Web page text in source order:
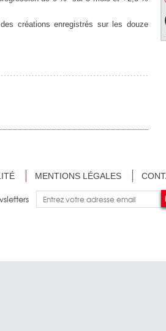
créations enregistrés sur les douze
MENTIONS LÉGALES